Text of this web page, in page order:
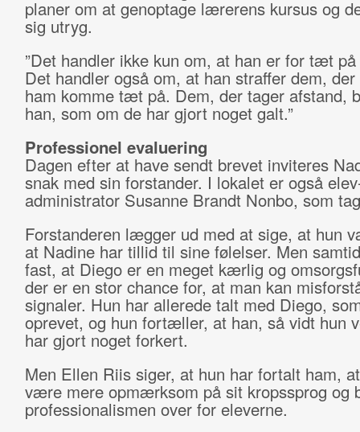
planer om at genoptage lærerens kursus og
sig utryg.
”Det handler ikke kun om, at han er for tæt
Det handler også om, at han straffer dem,
ham komme tæt på. Dem, der tager afstand,
han, som om de har gjort noget galt.”
Professionel evaluering
Dagen efter at have sendt brevet inviteres
snak med sin forstander. I lokalet er også
administrator Susanne Brandt Nonbo, som
Forstanderen lægger ud med at sige, at hun
at Nadine har tillid til sine følelser. Men
fast, at Diego er en meget kærlig og
der er en stor chance for, at man kan
signaler. Hun har allerede talt med Diego,
oprevet, og hun fortæller, at han, så vidt hun
har gjort noget forkert.
Men Ellen Riis siger, at hun har fortalt ham,
være mere opmærksom på sit kropssprog og
professionalismen over for eleverne.